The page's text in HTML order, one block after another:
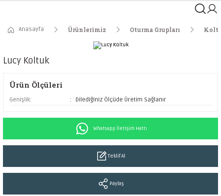
Anasayfa Ürünlerimiz Oturma Grupları
Lucy Koltuk
Ürün Ölçüleri
Genişlik: Dilediğiniz Ölçüde Üretim Sağlanır
Whatsapp İletişim Hattı
Teklif Al
Paylaş